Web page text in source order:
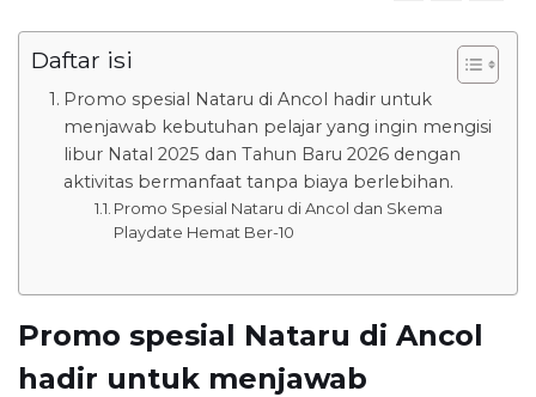
Daftar isi
Promo spesial Nataru di Ancol hadir untuk
menjawab kebutuhan pelajar yang ingin mengisi
libur Natal 2025 dan Tahun Baru 2026 dengan
aktivitas bermanfaat tanpa biaya berlebihan.
Promo Spesial Nataru di Ancol dan Skema
Playdate Hemat Ber-10
Promo spesial Nataru di Ancol
hadir untuk menjawab